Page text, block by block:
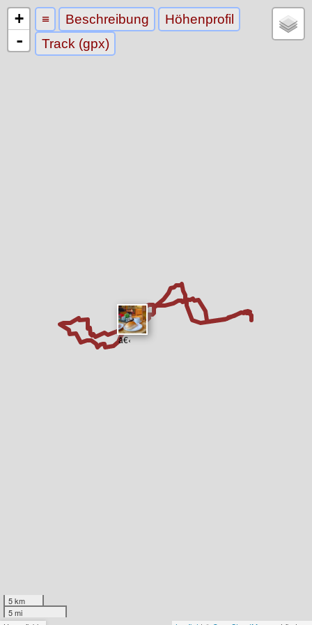
​â€‹
+
-
5 km
5 mi
≡ Beschreibung
Höhenprofil
Track (gpx)